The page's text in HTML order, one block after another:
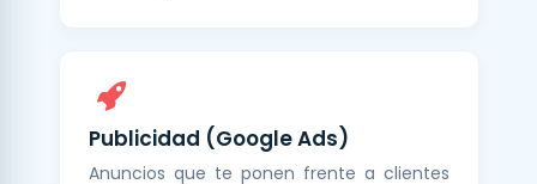
Publicidad (Google Ads)
Anuncios que te ponen frente a clientes